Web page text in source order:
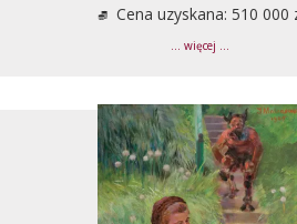
Cena uzyskana: 510 000
... więcej ...